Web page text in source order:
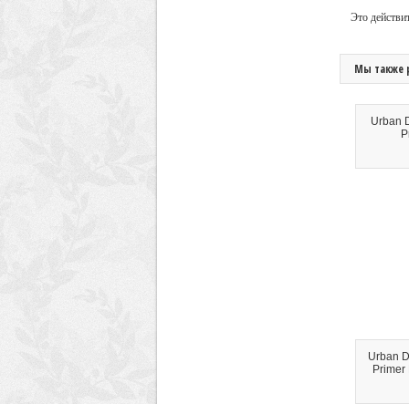
Это
Мы также
Urban
Urban
Primer